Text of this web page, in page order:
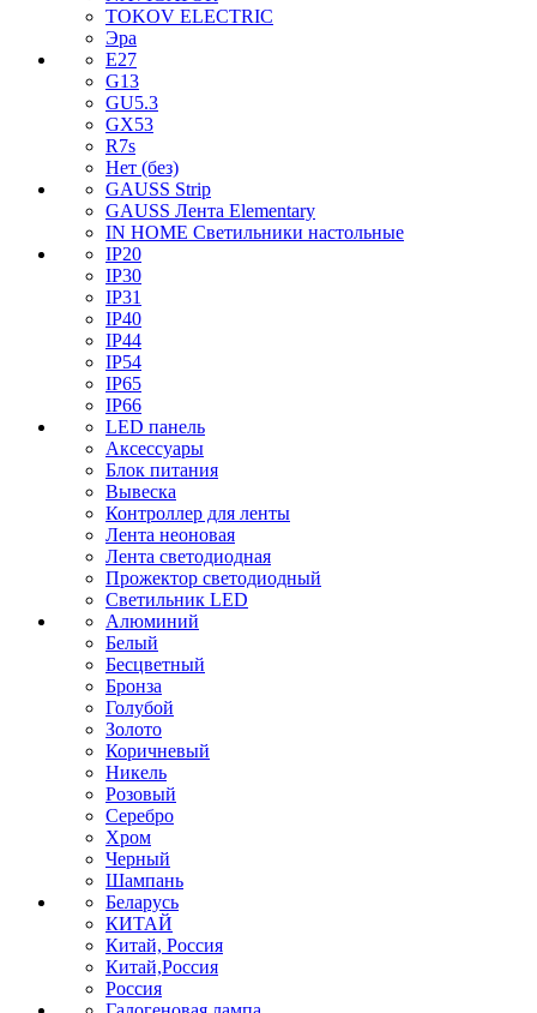
TOKOV ELECTRIC
Эра
E27
G13
GU5.3
GX53
R7s
Нет (без)
GAUSS Strip
GAUSS Лента Elementary
IN HOME Светильники настольные
IP20
IP30
IP31
IP40
IP44
IP54
IP65
IP66
LED панель
Аксессуары
Блок питания
Вывеска
Контроллер для ленты
Лента неоновая
Лента светодиодная
Прожектор светодиодный
Светильник LED
Алюминий
Белый
Бесцветный
Бронза
Голубой
Золото
Коричневый
Никель
Розовый
Серебро
Хром
Черный
Шампань
Беларусь
КИТАЙ
Китай, Россия
Китай,Россия
Россия